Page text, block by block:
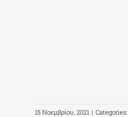
15 Νοεμβρίου, 2021 | Categories: